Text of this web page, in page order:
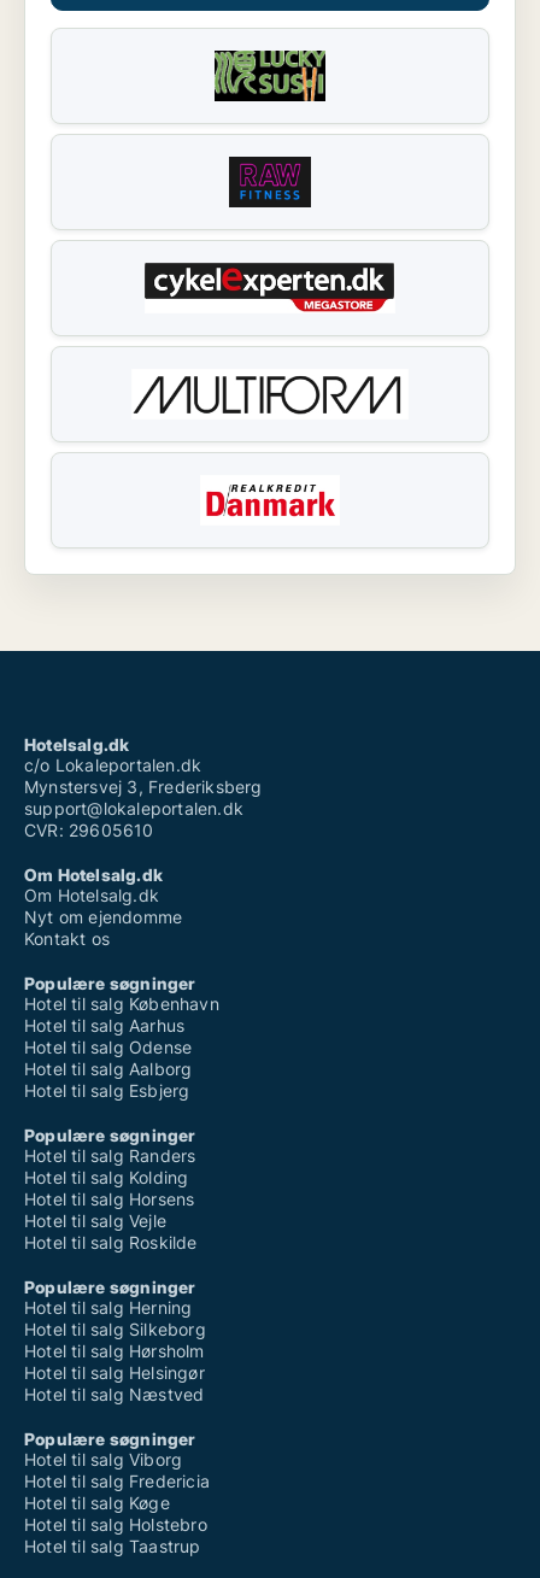
Hotelsalg.dk
c/o Lokaleportalen.dk
Mynstersvej 3, Frederiksberg
support@lokaleportalen.dk
CVR: 29605610
Om Hotelsalg.dk
Om Hotelsalg.dk
Nyt om ejendomme
Kontakt os
Populære søgninger
Hotel til salg København
Hotel til salg Aarhus
Hotel til salg Odense
Hotel til salg Aalborg
Hotel til salg Esbjerg
Populære søgninger
Hotel til salg Randers
Hotel til salg Kolding
Hotel til salg Horsens
Hotel til salg Vejle
Hotel til salg Roskilde
Populære søgninger
Hotel til salg Herning
Hotel til salg Silkeborg
Hotel til salg Hørsholm
Hotel til salg Helsingør
Hotel til salg Næstved
Populære søgninger
Hotel til salg Viborg
Hotel til salg Fredericia
Hotel til salg Køge
Hotel til salg Holstebro
Hotel til salg Taastrup